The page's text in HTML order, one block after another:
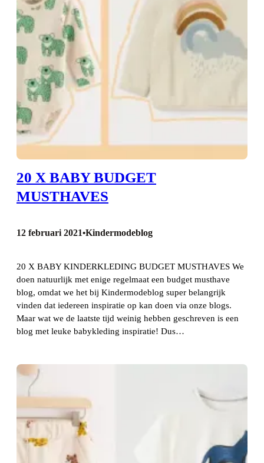
20 X BABY BUDGET
MUSTHAVES
12 februari 2021•Kindermodeblog
20 X BABY KINDERKLEDING BUDGET MUSTHAVES We
doen natuurlijk met enige regelmaat een budget musthave
blog, omdat we het bij Kindermodeblog super belangrijk
vinden dat iedereen inspiratie op kan doen via onze blogs.
Maar wat we de laatste tijd weinig hebben geschreven is een
blog met leuke babykleding inspiratie! Dus…